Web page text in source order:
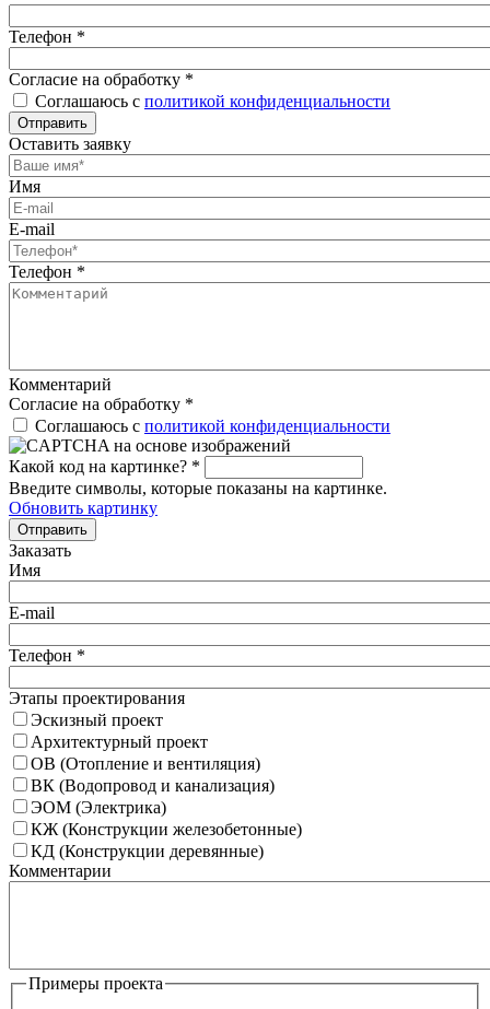
Телефон *
Согласие на обработку *
Соглашаюсь с политикой конфиденциальности
Отправить
Оставить заявку
Имя
E-mail
Телефон *
Комментарий
Согласие на обработку *
Соглашаюсь с политикой конфиденциальности
Какой код на картинке? *
Введите символы, которые показаны на картинке.
Обновить картинку
Отправить
Заказать
Имя
E-mail
Телефон *
Этапы проектирования
Эскизный проект
Архитектурный проект
ОВ (Отопление и вентиляция)
ВК (Водопровод и канализация)
ЭОМ (Электрика)
КЖ (Конструкции железобетонные)
КД (Конструкции деревянные)
Комментарии
Примеры проекта